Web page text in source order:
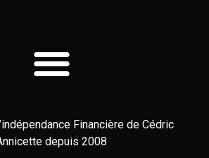
Financière de Cédric
depuis 2008